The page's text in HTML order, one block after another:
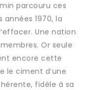
parcouru ces
1970, la
Une nation
Or seule
encore cette
le ciment d’une
fidèle à sa